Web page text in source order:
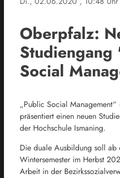
Oberpfalz:
Studiengang
Social
„Public Social
präsentiert einen neuen
der Hochschule Ismaning.
Die duale Ausbildung soll ab
Wintersemester im Herbst
Arbeit in der